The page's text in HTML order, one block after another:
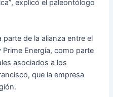
explicó el paleontólogo
de la alianza entre el
Energía, como parte
asociados a los
que la empresa